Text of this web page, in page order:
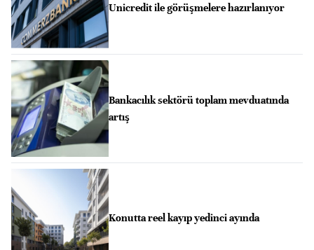
Unicredit ile görüşmelere hazırlanıyor
Bankacılık sektörü toplam mevduatında
artış
Konutta reel kayıp yedinci ayında